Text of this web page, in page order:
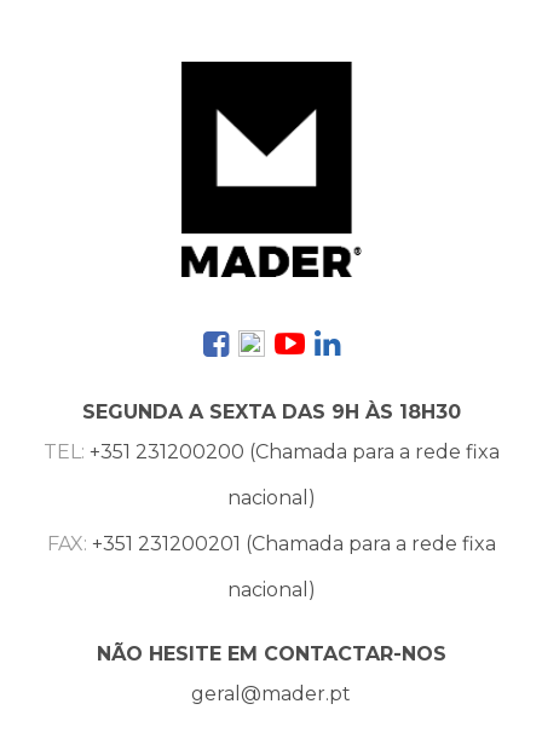
SEGUNDA A SEXTA DAS 9H ÀS 18H30
TEL: +351 231200200 (Chamada para a rede fixa
nacional)
FAX: +351 231200201 (Chamada para a rede fixa
nacional)
NÃO HESITE EM CONTACTAR-NOS
geral@mader.pt